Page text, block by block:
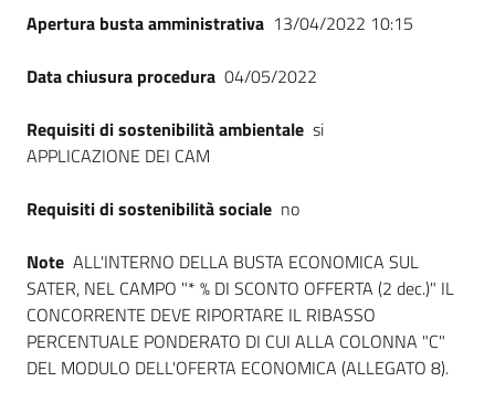
Apertura busta amministrativa 13/04/2022 10:15
Data chiusura procedura 04/05/2022
Requisiti di sostenibilità ambientale si
APPLICAZIONE DEI CAM
Requisiti di sostenibilità sociale no
Note ALL'INTERNO DELLA BUSTA ECONOMICA SUL
SATER, NEL CAMPO "* % DI SCONTO OFFERTA (2 dec.)" IL
CONCORRENTE DEVE RIPORTARE IL RIBASSO
PERCENTUALE PONDERATO DI CUI ALLA COLONNA "C"
DEL MODULO DELL'OFERTA ECONOMICA (ALLEGATO 8).